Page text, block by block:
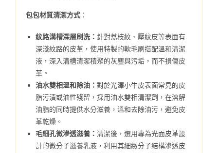
包包材質清潔方式 ：
紋路溝槽深層刷洗： 針對荔枝紋、壓紋皮等表面有
深淺紋路的皮革，使用特製的軟毛刷搭配溫和清潔
液，深入溝槽清潔積聚的灰塵與污垢，而不損傷皮
革。
油水雙相溫和除油：對於光澤小牛皮表面常見的皮
脂污漬或油性殘留，採用油水雙相清潔劑，在溶解
油脂的同時提供水分滋養，溫和去除油污，避免皮
革乾燥。
毛細孔微滲透滋養：清潔後，選用專為光面皮革設
計的微分子滋養乳液，利用其細緻分子結構滲透皮